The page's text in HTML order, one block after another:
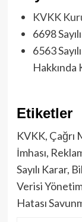
KVKK
6698
6563
Hakkında
Etiketler
KVKK, Çağrı
İmhası,
Sayılı Karar,
Verisi
Hatası